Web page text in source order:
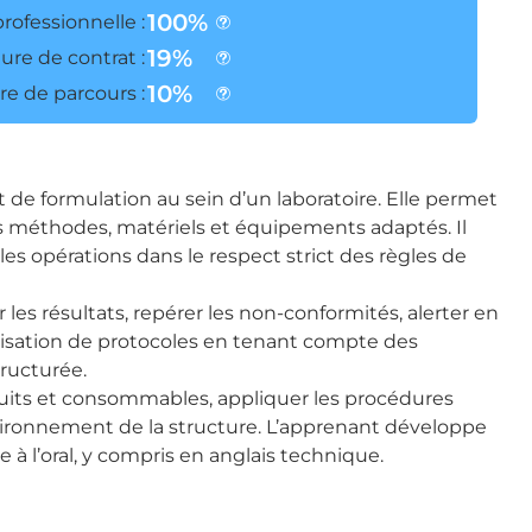
:100%
de contrat :19%
de parcours :10%
formulation au sein d’un laboratoire. Elle permet
méthodes, matériels et équipements adaptés. Il
opérations dans le respect strict des règles de
résultats, repérer les non-conformités, alerter en
de protocoles en tenant compte des
et consommables, appliquer les procédures
de la structure. L’apprenant développe
l’oral, y compris en anglais technique.